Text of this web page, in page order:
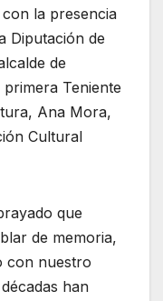
la presencia
Diputación de
de
Teniente
Ana Mora,
Cultural
que
de memoria,
con nuestro
han